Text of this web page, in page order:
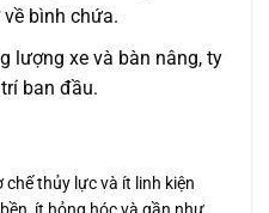
bình chứa.
lượng xe và bàn nâng, ty
ban đầu.
chế thủy lực và ít linh kiện